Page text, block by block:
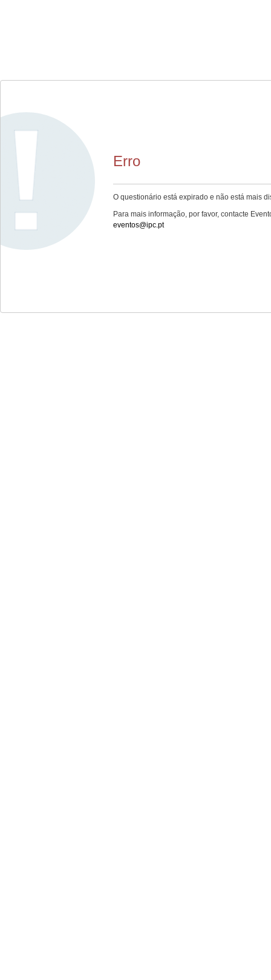
Erro
O questionário está expirado e não está mais
Para mais informação, por favor, contacte
eventos@ipc.pt